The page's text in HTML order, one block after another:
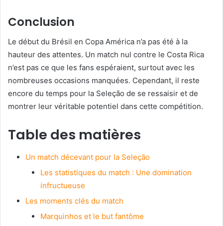
Conclusion
Le début du Brésil en Copa América n’a pas été à la
hauteur des attentes. Un match nul contre le Costa Rica
n’est pas ce que les fans espéraient, surtout avec les
nombreuses occasions manquées. Cependant, il reste
encore du temps pour la Seleção de se ressaisir et de
montrer leur véritable potentiel dans cette compétition.
Table des matières
Un match décevant pour la Seleção
Les statistiques du match : Une domination
infructueuse
Les moments clés du match
Marquinhos et le but fantôme